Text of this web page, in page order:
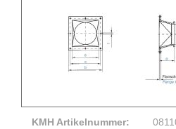
KMH Artikelnummer: